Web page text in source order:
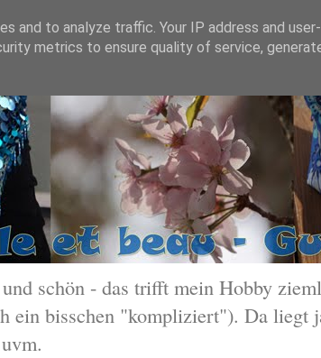
schön - das trifft mein Hobby
ein bisschen "kompliziert"). Da liegt
and to analyze traffic. Your IP address and
metrics to ensure quality of service,